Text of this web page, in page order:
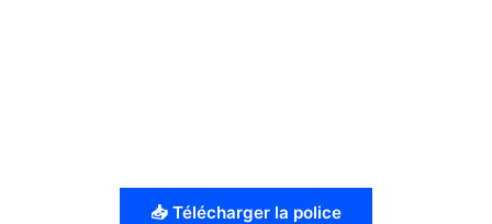
📥 Télécharger la police